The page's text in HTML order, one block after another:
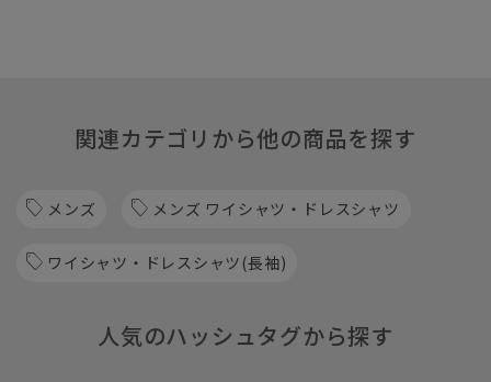
関連カテゴリから他の商品を探す
メンズ メンズ ワイシャツ・ドレスシャツ
ワイシャツ・ドレスシャツ(長袖)
人気のハッシュタグから探す